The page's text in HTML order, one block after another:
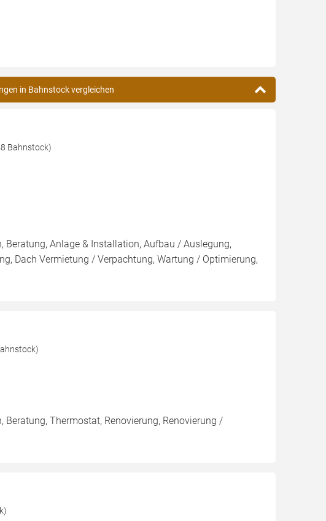
in Bahnstock vergleichen
Bahnstock)
Anlage & Installation, Aufbau / Auslegung,
Dach Vermietung / Verpachtung, Wartung / Optimierung,
Thermostat, Renovierung, Renovierung /